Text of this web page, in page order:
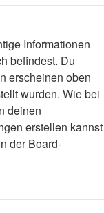
Informationen
befindest. Du
erscheinen oben
wurden. Wie bei
deinen
erstellen kannst
der Board-